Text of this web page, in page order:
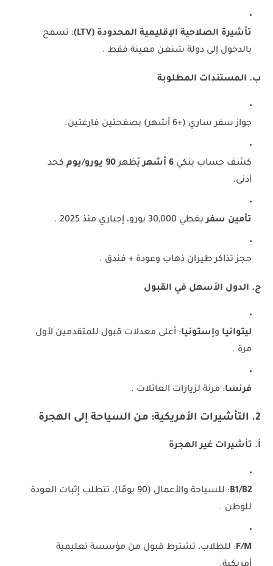
تأشيرة الصلاحية الإقليمية المحدودة (LTV)
: تسمح
بالدخول إلى دولة شنغن معينة فقط .
ب. المستندات المطلوبة
جواز سفر ساري (+6 أشهر) بصفحتين فارغتين.
كشف حساب بنكي 6 أشهر يُظهر90 يورو/يوم
كحد
أدنى.
تأمين سفريغطي 30,000 يورو، إجباري منذ 2025 .
حجز تذاكر طيران ذهاب وعودة + فندق .
ج. الدول الأسهل في القبول
ليتوانيا وإستونيا: أعلى معدلات قبول للمتقدمين لأول
مرة .
فرنسا: مرنة لزيارات العائلات .
2. التأشيرات الأمريكية: من السياحة إلى الهجرة
أ. تأشيرات غير الهجرة
B1/B2
: للسياحة والأعمال (90 يومًا)، تتطلب إثبات العودة
للوطن .
F/M: للطلاب، تشترط قبول من مؤسسة تعليمية